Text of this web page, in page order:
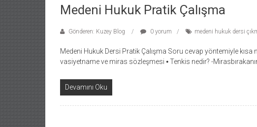
Medeni Hukuk Pratik Çalışma
Gönderen: Kuzey Blog 0 yorum medeni hukuk dersi
Medeni Hukuk Dersi Pratik Çalışma Soru cevap yöntemiyle
vasiyetname ve miras sözleşmesi ⦁ Tenkis nedir? -
Devamını Oku